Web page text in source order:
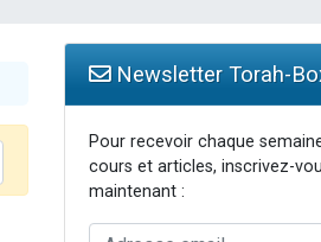
Newsletter Torah-
Pour recevoir chaque
cours et articles, inscrivez-
maintenant :